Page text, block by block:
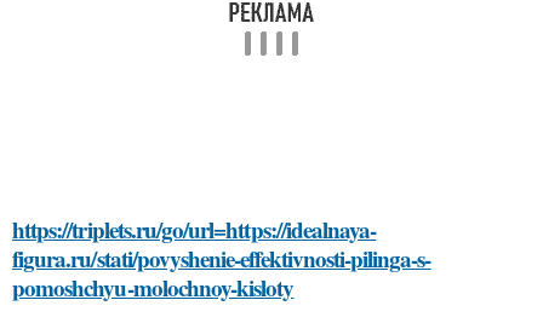
https://triplets.ru/go/url=https://idealnaya-
figura.ru/stati/povyshenie-effektivnosti-pilinga-s-
pomoshchyu-molochnoy-kisloty